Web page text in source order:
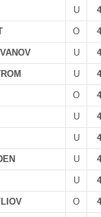
U 4
O 4
U 4
U 4
O 4
U 4
U 4
U 4
U 4
O 4